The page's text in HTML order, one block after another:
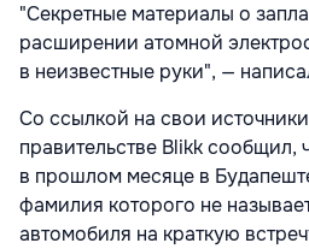
"Секретные материалы о
расширении атомной
в неизвестные руки", —
Со ссылкой на свои
правительстве Blikk сообщил,
в прошлом месяце в
фамилия которого не
автомобиля на краткую